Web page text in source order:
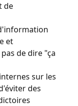
de
et
de dire "ça
sur les
des